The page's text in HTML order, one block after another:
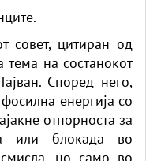
совет, цитиран од
тема на состанокот
Според него,
енергија со
отпорноста за
или блокада во
смисла, но само во